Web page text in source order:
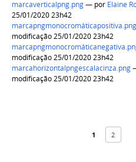
marcaverticalpng.png— por Elaine
25/01/2020 23h42
marcapngmonocromáticapositiva.png
modificação 25/01/2020 23h42
modificação 25/01/2020 23h42
marcahorizontalpngescalacinza.png
modificação 25/01/2020 23h42
1 2